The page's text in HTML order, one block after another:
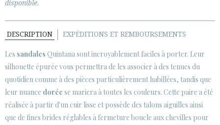
· INFORMATION LÉGALE
     
ESPACE CLIENTS B2B
SECURE WEB SSL CERTIFICATE © 2026 PURA LOPEZ
disponible.
DESCRIPTION EXPÉDITIONS ET REMBOURSEMENTS
Les sandales Quintana sont incroyablement faciles à porter. Leur
silhouette épurée vous permettra de les associer à des tenues du
quotidien comme à des pièces particulièrement habillées, tandis que
leur nuance dorée se mariera à toutes les couleurs. Cette paire a été
réalisée à partir d'un cuir lisse et possède des talons aiguilles ainsi
que de fines brides réglables à fermeture boucle aux chevilles pour